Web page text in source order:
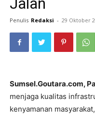
Penulis Redaksi - 29 Oktober
Sumsel.Goutara.com,
menjaga kualitas
kenyamanan